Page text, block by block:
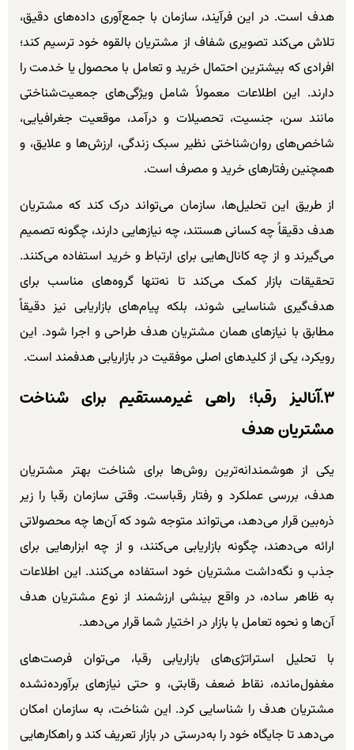
هدف است. در این فرآیند، سازمان با جمع‌آوری داده‌های دقیق،
تلاش می‌کند تصویری شفاف از مشتریان بالقوه خود ترسیم کند؛
افرادی که بیشترین احتمال خرید و تعامل با محصول یا خدمت را
دارند. این اطلاعات معمولاً شامل ویژگی‌های جمعیت‌شناختی
مانند سن، جنسیت، تحصیلات و درآمد، موقعیت جغرافیایی،
شاخص‌های روان‌شناختی نظیر سبک زندگی، ارزش‌ها و علایق، و
همچنین رفتارهای خرید و مصرف است.
از طریق این تحلیل‌ها، سازمان می‌تواند درک کند که مشتریان
هدف دقیقاً چه کسانی هستند، چه نیازهایی دارند، چگونه تصمیم
می‌گیرند و از چه کانال‌هایی برای ارتباط و خرید استفاده می‌کنند.
تحقیقات بازار کمک می‌کند تا نه‌تنها گروه‌های مناسب برای
هدف‌گیری شناسایی شوند، بلکه پیام‌های بازاریابی نیز دقیقاً
مطابق با نیازهای همان مشتریان هدف طراحی و اجرا شود. این
رویکرد، یکی از کلیدهای اصلی موفقیت در بازاریابی هدفمند است.
۳.آنالیز رقبا؛ راهی غیرمستقیم برای شناخت
مشتریان هدف
یکی از هوشمندانه‌ترین روش‌ها برای شناخت بهتر مشتریان
هدف، بررسی عملکرد و رفتار رقباست. وقتی سازمان رقبا را زیر
ذره‌بین قرار می‌دهد، می‌تواند متوجه شود که آن‌ها چه محصولاتی
ارائه می‌دهند، چگونه بازاریابی می‌کنند، و از چه ابزارهایی برای
جذب و نگه‌داشت مشتریان خود استفاده می‌کنند. این اطلاعات
به ظاهر ساده، در واقع بینشی ارزشمند از نوع مشتریان هدف
آن‌ها و نحوه تعامل با بازار در اختیار شما قرار می‌دهد.
با تحلیل استراتژی‌های بازاریابی رقبا، می‌توان فرصت‌های
مغفول‌مانده، نقاط ضعف رقابتی، و حتی نیازهای برآورده‌نشده
مشتریان هدف را شناسایی کرد. این شناخت، به سازمان امکان
می‌دهد تا جایگاه خود را به‌درستی در بازار تعریف کند و راهکارهایی